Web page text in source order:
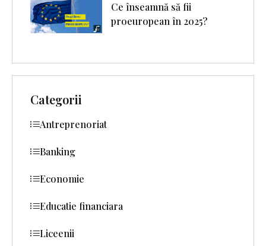
Ce înseamnă să fii
proeuropean în 2025?
Categorii
Antreprenoriat
Banking
Economie
Educatie financiara
Liceenii